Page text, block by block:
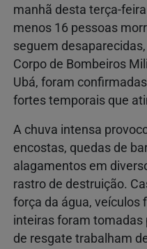
manhã desta terça-
menos 16 pessoas
seguem
Corpo de Bombeiros
Ubá, foram
fortes temporais que
A chuva intensa
encostas, quedas de
alagamentos em
rastro de destruição.
força da água, veículos
inteiras foram tomadas
de resgate trabalham